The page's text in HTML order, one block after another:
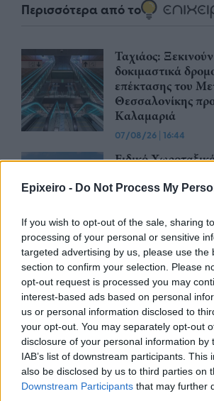
Epixeiro - Do Not Process My
If you wish to opt-out of the sale, sharing
processing of your personal or sensitive
targeted advertising by us, please use the
section to confirm your selection. Please
opt-out request is processed you may
interest-based ads based on personal
us or personal information disclosed to
your opt-out. You may separately opt-out
disclosure of your personal information by
IAB’s list of downstream participants. This
also be disclosed by us to third parties on
Downstream Participants that may further
Περισσότερα από το
Ταχιάος:
δοκιμαστικά
επέκτασης του
Θεσσαλονίκης
Καλαμαριά
07/08/26 | 16:44
Ειδικό
εισάγει η νέα ΚΥΑ
Υπεγράφη η
Συστήματα
νέου Διεθνούς
Ηρακλείου
07/08/26|15:16
Δημόσιο: Άκυρες
Οκτωβρίου οι
θα αναρτώνται
των φορέων